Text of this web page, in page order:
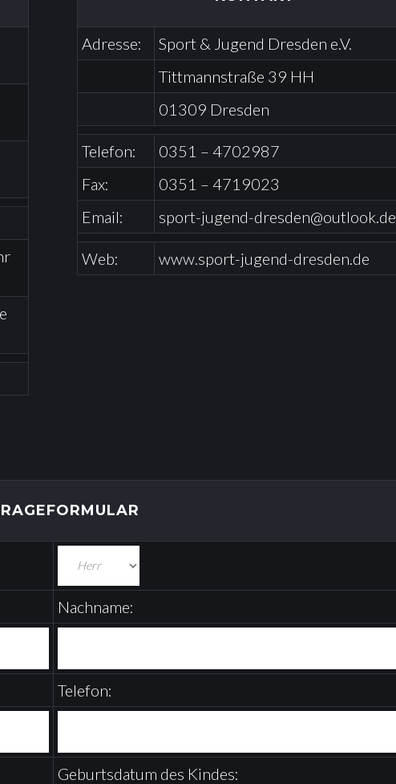
Adresse:
Sport & Jugend Dresden e.V.
Tittmannstraße 39 HH
01309 Dresden
Telefon:
0351 – 4702987
Fax:
0351 – 4719023
Email:
sport-jugend-dresden@outlook.de
Web: www.sport-jugend-dresden.de
Nachname:
Telefon:
Geburtsdatum des Kindes: